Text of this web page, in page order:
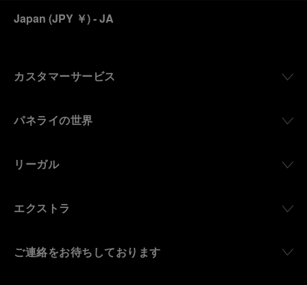
Japan (JPY ￥)- JA
カスタマーサービス
パネライの世界
リーガル
エクストラ
ご連絡をお待ちしております